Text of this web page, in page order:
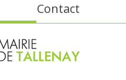
Contact